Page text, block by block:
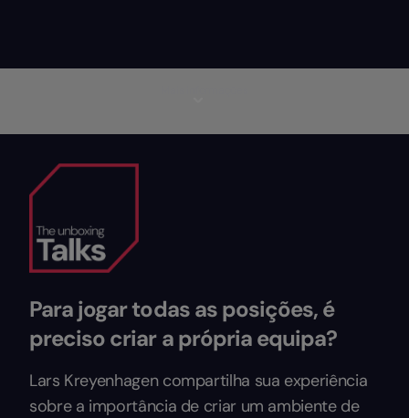
Para jogar todas as posições, é
preciso criar a própria equipa?
Lars Kreyenhagen compartilha sua experiência
sobre a importância de criar um ambiente de